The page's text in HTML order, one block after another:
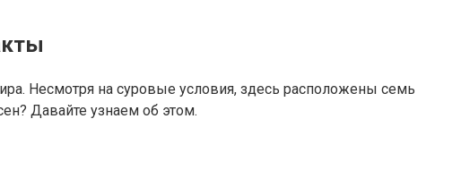
Несмотря на суровые условия, здесь расположены семь
Давайте узнаем об этом.